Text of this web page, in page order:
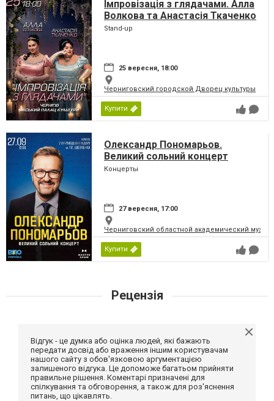
Імпровізація з глядачами. Алла
Волкова та Анастасія Ткаченко
Stand-up
25 вересня, 18:00
Черниговский городской Дворец культуры
Купити
Олександр Пономарьов.
Великий сольний концерт
Концерты
27 вересня, 17:00
Черниговский областной академический
Купити
Рецензія
Відгук - це думка або оцінка людей, які бажають
передати досвід або враження іншим користувачам
нашого сайту з обов'язковою аргументацією
залишеного відгука. Це допоможе багатьом прийняти
правильне рішення. Коментарі призначені для
спілкування та обговорення, а також для роз'яснення
питань, що цікавлять.